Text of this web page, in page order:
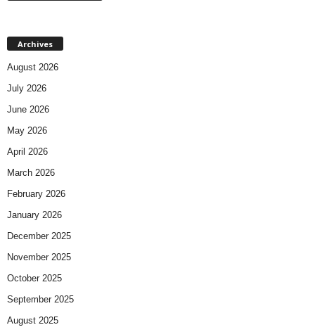
Archives
August 2026
July 2026
June 2026
May 2026
April 2026
March 2026
February 2026
January 2026
December 2025
November 2025
October 2025
September 2025
August 2025